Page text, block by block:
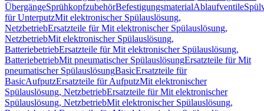
ÜbergängeSprühkopfzubehörBefestigungsmaterialAblaufventile
für UnterputzMit elektronischer Spülauslösung,
NetzbetriebErsatzteile für Mit elektronischer Spülauslösung,
NetzbetriebMit elektronischer Spülauslösung,
BatteriebetriebErsatzteile für Mit elektronischer Spülauslösung,
BatteriebetriebMit pneumatischer SpülauslösungErsatzteile für Mit
pneumatischer SpülauslösungBasicErsatzteile für
BasicAufputzErsatzteile für AufputzMit elektronischer
Spülauslösung, NetzbetriebErsatzteile für Mit elektronischer
Spülauslösung, NetzbetriebMit elektronischer Spülauslösung,